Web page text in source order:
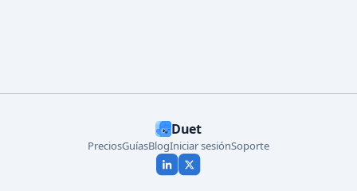
Duet
PreciosGuíasBlogIniciar sesiónSoporte